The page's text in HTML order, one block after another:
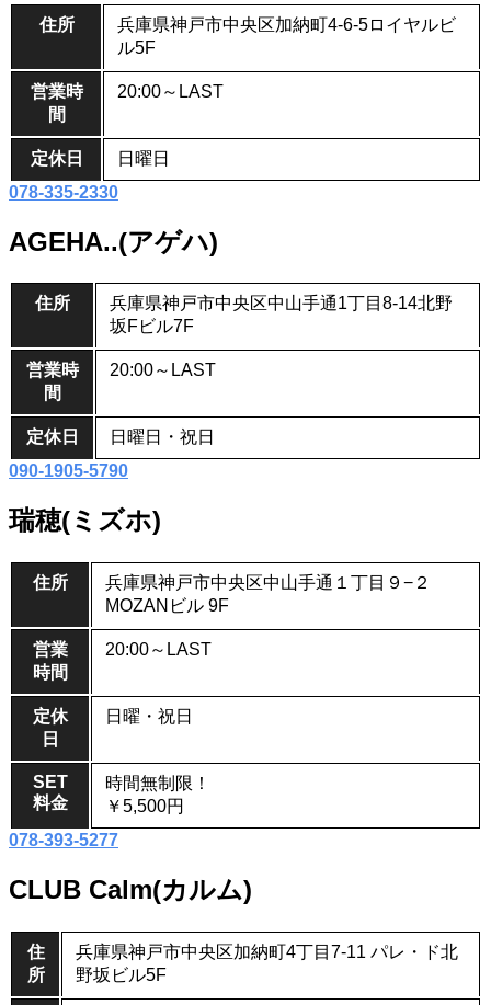
住所
兵庫県神戸市中央区加納町4-6-5ロイヤルビ
ル5F
営業時
間
20:00～LAST
定休日
日曜日
078-335-2330
AGEHA..(アゲハ)
住所
兵庫県神戸市中央区中山手通1丁目8-14北野
坂Fビル7F
営業時
間
20:00～LAST
定休日
日曜日・祝日
090-1905-5790
瑞穂(ミズホ)
住所
兵庫県神戸市中央区中山手通１丁目９−２
MOZANビル 9F
営業
時間
20:00～LAST
定休
日
日曜・祝日
SET
料金
時間無制限！
￥5,500円
078-393-5277
CLUB Calm(カルム)
住
所
兵庫県神戸市中央区加納町4丁目7-11 パレ・ド北
野坂ビル5F